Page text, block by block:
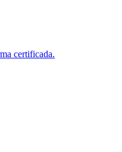
certificada.